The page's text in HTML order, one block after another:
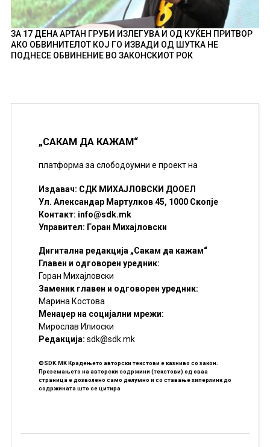
ЗА 17 ДЕНА АРТАН ГРУБИ ИЗЛЕГУВА И ОД КУЌЕН ПРИТВОР
АКО ОБВИНИТЕЛОТ КОЈ ГО ИЗВАДИ ОД ШУТКА НЕ
ПОДНЕСЕ ОБВИНЕНИЕ ВО ЗАКОНСКИОТ РОК
„САКАМ ДА КАЖАМ“
платформа за слободоумни е проект на
Издавач: СДК МИХАЈЛОВСКИ ДООЕЛ
Ул. Александар Мартулков 45, 1000 Скопје
Контакт: info@sdk.mk
Управител: Горан Михајловски
Дигитална редакција „Сакам да кажам“
Главен и одговорен уредник:
Горан Михајловски
Заменик главен и одговорен уредник:
Марина Костова
Менаџер на социјални мрежи:
Мирослав Илиоски
Редакцијa: sdk@sdk.mk
©SDK.MK Крадењето авторски текстови е казниво со закон.
Преземањето на авторски содржини (текстови) од оваа
страница е дозволено само делумно и со ставање хиперлинк до
содржината што се цитира